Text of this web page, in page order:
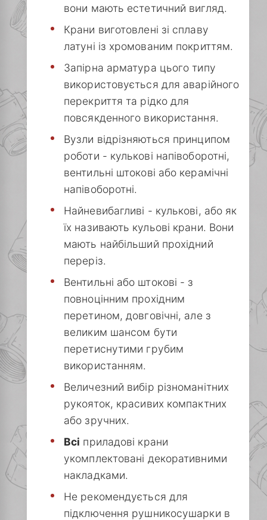
вони мають естетичний вигляд.
Крани виготовлені зі сплаву
латуні із хромованим покриттям.
Запірна арматура цього типу
використовується для аварійного
перекриття та рідко для
повсякденного використання.
Вузли відрізняються принципом
роботи - кулькові напівоборотні,
вентильні штокові або керамічні
напівоборотні.
Найневибагливі - кулькові, або як
їх називають кульові крани. Вони
мають найбільший прохідний
переріз.
Вентильні або штокові - з
повноцінним прохідним
перетином, довговічні, але з
великим шансом бути
перетиснутими грубим
використанням.
Величезний вибір різноманітних
рукояток, красивих компактних
або зручних.
Всі приладові крани
укомплектовані декоративними
накладками.
Не рекомендується для
підключення рушникосушарки в